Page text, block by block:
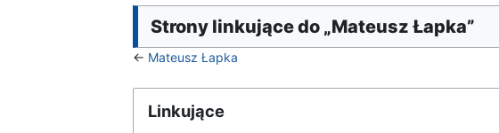
Strony linkujące do „Mateusz Łapka”
← Mateusz Łapka
Linkujące